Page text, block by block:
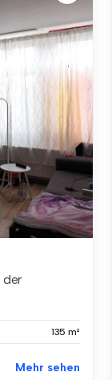
der
135 m²
Mehr sehen